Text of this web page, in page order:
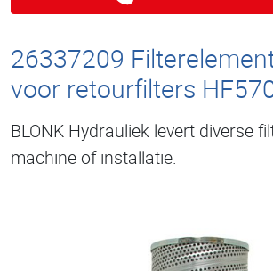
26337209
voor retourfilters
BLONK Hydrauliek levert diverse
machine of installatie.